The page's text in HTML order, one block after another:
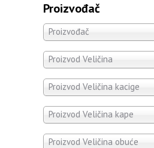
Proizvođač
Proizvođač
Proizvod Veličina
Proizvod Veličina kacige
Proizvod Veličina kape
Proizvod Veličina obuće